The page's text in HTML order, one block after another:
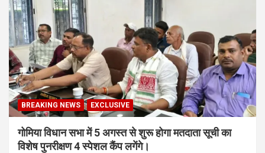
BREAKING NEWS EXCLUSIVE
गोमिया विधान सभा में 5 अगस्त से शुरू होगा मतदाता सूची का
विशेष पुनरीक्षण 4 स्पेशल कैंप लगेंगे।